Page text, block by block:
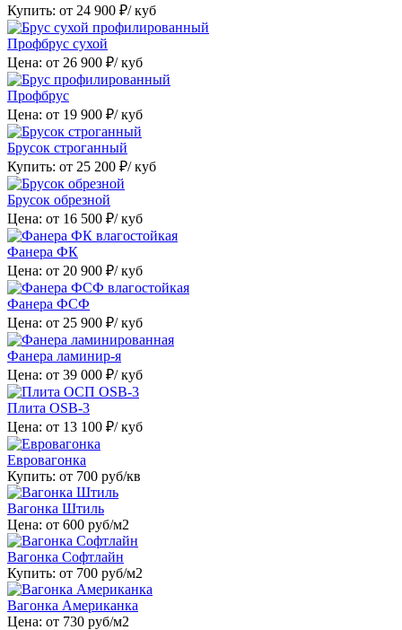
Купить: от 24 900 ₽/ куб
Профбрус сухой
Цена: от 26 900 ₽/ куб
Профбрус
Цена: от 19 900 ₽/ куб
Брусок строганный
Купить: от 25 200 ₽/ куб
Брусок обрезной
Цена: от 16 500 ₽/ куб
Фанера ФК
Цена: от 20 900 ₽/ куб
Фанера ФСФ
Цена: от 25 900 ₽/ куб
Фанера ламинир-я
Цена: от 39 000 ₽/ куб
Плита OSB-3
Цена: от 13 100 ₽/ куб
Евровагонка
Купить: от 700 руб/кв
Вагонка Штиль
Цена: от 600 руб/м2
Вагонка Софтлайн
Купить: от 700 руб/м2
Вагонка Американка
Цена: от 730 руб/м2